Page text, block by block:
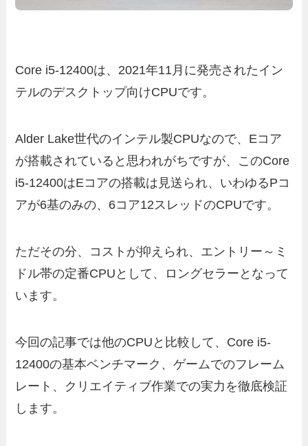
Core i5-12400は、2021年11月に発売されたイン
テルのデスクトップ向けCPUです。
Alder Lake世代のインテル製CPUなので、Eコア
が搭載されていると思われがちですが、このCore
i5-12400はEコアの搭載は見送られ、いわゆるPコ
アが6基のみの、6コア12スレッドのCPUです。
ただその分、コストが抑えられ、エントリー～ミ
ドル帯の定番CPUとして、ロングセラーとなって
います。
今回の記事では他のCPUと比較して、Core i5-
12400の基本ベンチマーク、ゲームでのフレーム
レート、クリエイティブ作業での実力を徹底検証
します。